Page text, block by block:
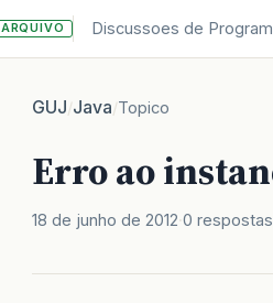
ARQUIVO Discussoes de
GUJ/Java/Topico
Erro ao
18 de junho de 2012 0 respostas